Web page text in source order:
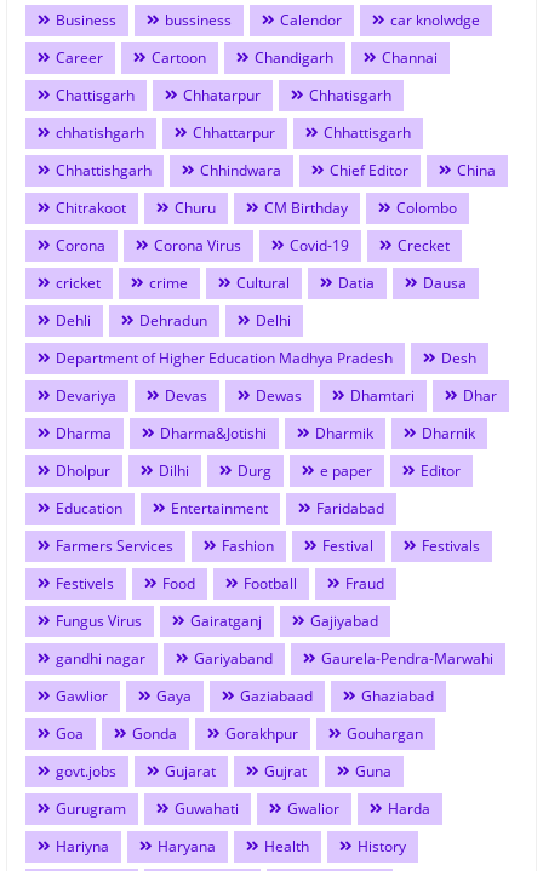
Business bussiness Calendor
car knolwdge
Career
Cartoon Chandigarh
Channai
Chattisgarh
Chhatarpur
Chhatisgarh
chhatishgarh
Chhattarpur
Chhattisgarh
Chhattishgarh
Chhindwara Chief Editor
China
Chitrakoot
Churu CM Birthday
Colombo
Corona
Corona Virus Covid-19
Crecket
cricket
crime Cultural Datia
Dausa
Dehli
Dehradun
Delhi
Department of Higher Education Madhya Pradesh
Desh
Devariya
Devas Dewas Dhamtari
Dhar
Dharma
Dharma&Jotishi Dharmik
Dharnik
Dholpur
Dilhi Durg e paper
Editor
Education
Entertainment
Faridabad
Farmers Services
Fashion Festival
Festivals
Festivels
Food Football
Fraud
Fungus Virus
Gairatganj
Gajiyabad
gandhi nagar
Gariyaband
Gaurela-Pendra-Marwahi
Gawlior
Gaya Gaziabaad
Ghaziabad
Goa
Gonda Gorakhpur
Gouhargan
govt.jobs
Gujarat Gujrat
Guna
Gurugram
Guwahati Gwalior
Harda
Hariyna
Haryana Health
History